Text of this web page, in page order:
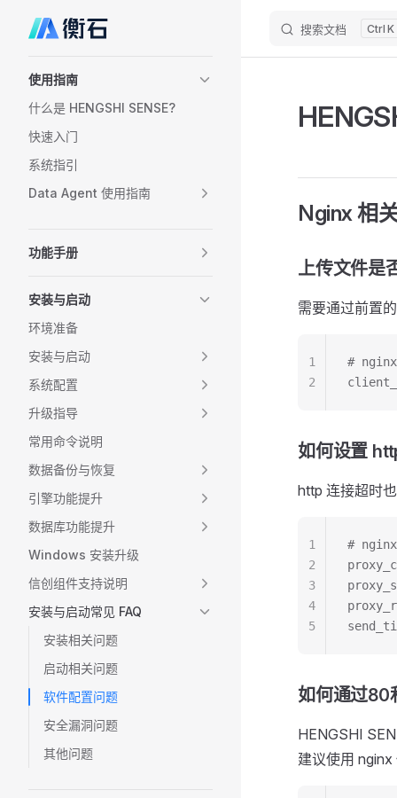
Skip to content 搜索文档 K
使用指南
什么是 HENGSHI SENSE?
快速入门
系统指引
Data Agent 使用指南
功能手册
安装与启动
环境准备
安装与启动
系统配置
升级指导
常用命令说明
数据备份与恢复
引擎功能提升
数据库功能提升
Windows 安装升级
信创组件支持说明
安装与启动常见 FAQ
安装相关问题
启动相关问题
软件配置问题
安全漏洞问题
其他问题
Nginx 相
上传文件是
需要通过前置
# nginx
1
2
如何设置
http 连接超时
# nginx
1
2
3
4
5
如何通过80
HENGSHI
建议使用